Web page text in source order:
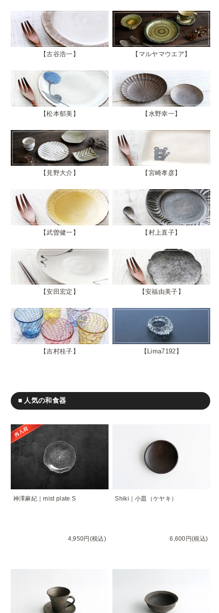
古谷浩一 マルヤマウエア
松本郁美 水野幸一
見野大介 宮崎孝彦
武曽健一 村上直子
安田宏定 安福由美子
吉村桂子 Lima7192
■ 人気の和食器
神澤麻紀｜mist plate S
4,950円(税込)
Shiki｜小皿（ケヤキ）
6,600円(税込)